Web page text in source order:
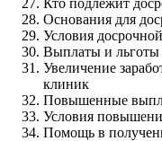
Основания для
Условия
Выплаты и льготы
Увеличение
клиник
Повышенные
Условия
Помощь в